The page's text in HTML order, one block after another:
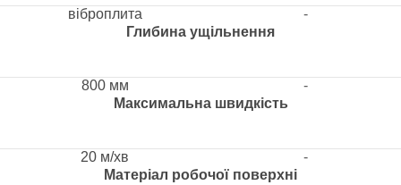
Глибина ущільнення
Максимальна швидкість
Матеріал робочої поверхні
віброплита
800 мм
20 м/хв
-
-
-